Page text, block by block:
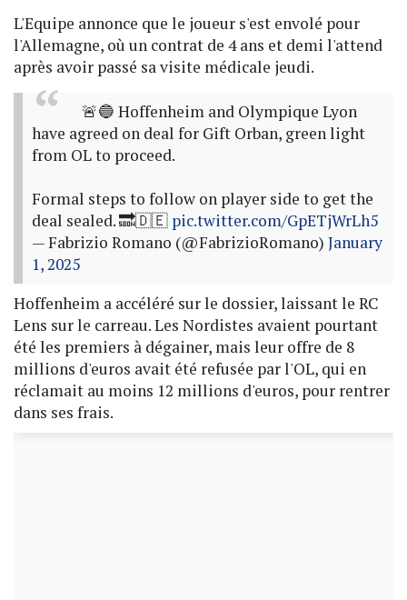
L'Equipe annonce que le joueur s'est envolé pour
l'Allemagne, où un contrat de 4 ans et demi l'attend
après avoir passé sa visite médicale jeudi.
🚨🔵 Hoffenheim and Olympique Lyon
have agreed on deal for Gift Orban, green light
from OL to proceed.
Formal steps to follow on player side to get the
deal sealed. 🔜🇩🇪 pic.twitter.com/GpETjWrLh5
— Fabrizio Romano (@FabrizioRomano) January
1, 2025
Hoffenheim a accéléré sur le dossier, laissant le RC
Lens sur le carreau. Les Nordistes avaient pourtant
été les premiers à dégainer, mais leur offre de 8
millions d'euros avait été refusée par l'OL, qui en
réclamait au moins 12 millions d'euros, pour rentrer
dans ses frais.